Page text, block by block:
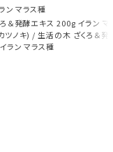
ン マラス種
＆発酵エキス 200g イラン マ
ツノキ)
生活の木 ざくろ＆
ラン マラス種